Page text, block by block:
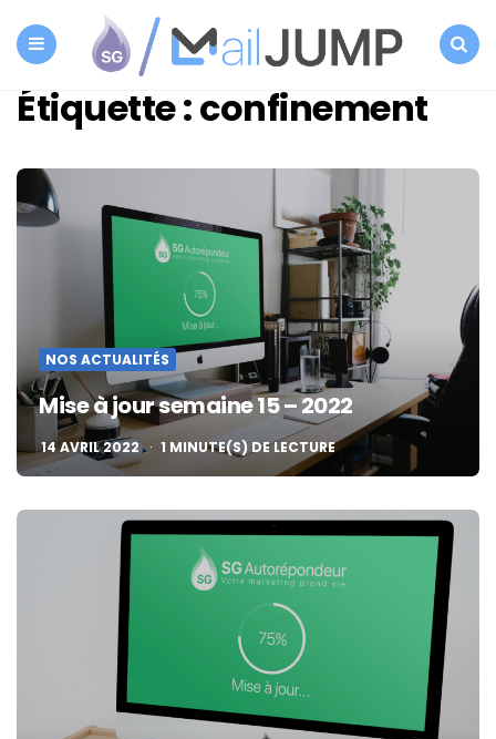
SG
Autorépondeur
Étiquette :confinement
NOS ACTUALITÉS
Mise à jour semaine 15 – 2022
14 AVRIL 2022 1 MINUTE(S) DE LECTURE